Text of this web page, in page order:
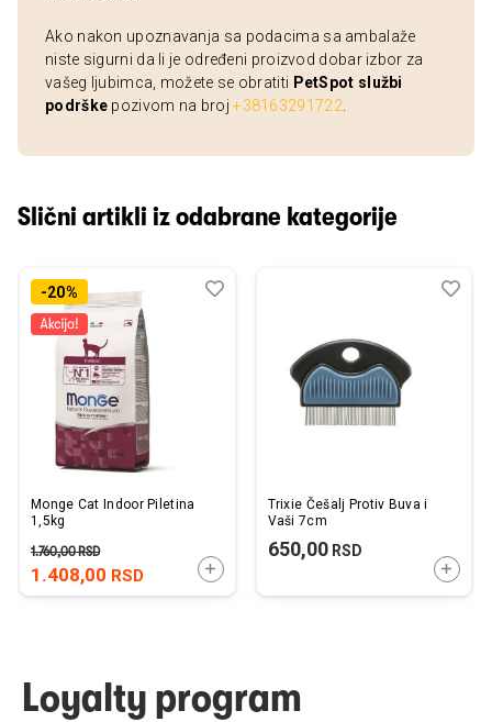
Ako nakon upoznavanja sa podacima sa ambalaže
niste sigurni da li je određeni proizvod dobar izbor za
vašeg ljubimca, možete se obratiti PetSpot službi
podrške pozivom na broj+38163291722
Slični artikli iz odabrane kategorije
-20%
Monge Cat Indoor Piletina
1,5kg
1.408,00 RSD
1.760,00RSD
DODAJTE U KORPU
Dodaj
Uporedi
Trixie Češalj Protiv Buva i
Vaši 7cm
650,00RSD
Loyalty program